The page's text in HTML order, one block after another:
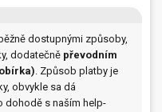
dostupnými způsoby,
dodatečně převodním
. Způsob platby je
obvykle sa dá
dohodě s naším help-